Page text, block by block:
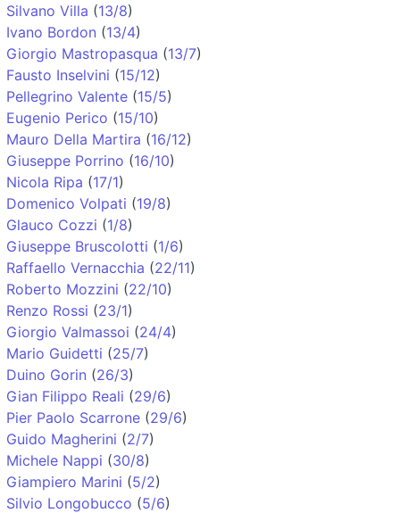
Silvano Villa (13/8)
Ivano Bordon (13/4)
Giorgio Mastropasqua (13/7)
Fausto Inselvini (15/12)
Pellegrino Valente (15/5)
Eugenio Perico (15/10)
Mauro Della Martira (16/12)
Giuseppe Porrino (16/10)
Nicola Ripa (17/1)
Domenico Volpati (19/8)
Glauco Cozzi (1/8)
Giuseppe Bruscolotti (1/6)
Raffaello Vernacchia (22/11)
Roberto Mozzini (22/10)
Renzo Rossi (23/1)
Giorgio Valmassoi (24/4)
Mario Guidetti (25/7)
Duino Gorin (26/3)
Gian Filippo Reali (29/6)
Pier Paolo Scarrone (29/6)
Guido Magherini (2/7)
Michele Nappi (30/8)
Giampiero Marini (5/2)
Silvio Longobucco (5/6)